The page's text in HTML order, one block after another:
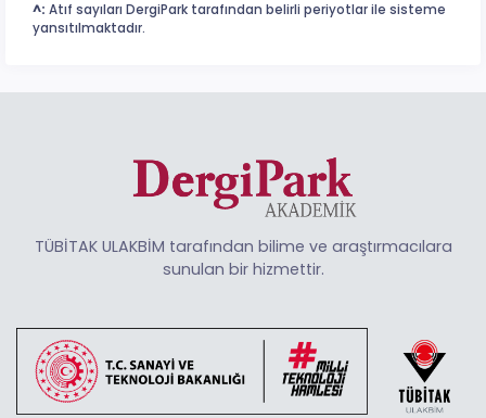
^: Atıf sayıları DergiPark tarafından belirli periyotlar ile sisteme
yansıtılmaktadır.
TÜBİTAK ULAKBİM tarafından bilime ve araştırmacılara
sunulan bir hizmettir.